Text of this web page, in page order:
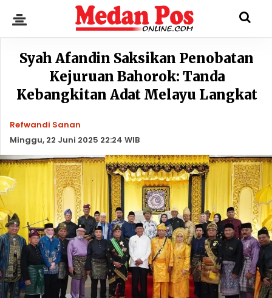
Syah Afandin Saksikan Penobatan
Kejuruan Bahorok: Tanda
Kebangkitan Adat Melayu Langkat
Refwandi Sanan
Minggu, 22 Juni 2025 22:24 WIB